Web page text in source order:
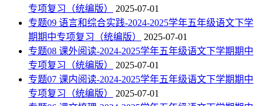
专项复习（统编版）
2025-07-01
专题09 语言和综合实践-2024-2025学年五年级语文下学
期期中专项复习（统编版）
2025-07-01
专题08 课外阅读-2024-2025学年五年级语文下学期期中
专项复习（统编版）
2025-07-01
专题07 课内阅读-2024-2025学年五年级语文下学期期中
专项复习（统编版）
2025-07-01